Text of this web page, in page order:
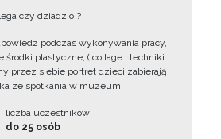
czy dziadzio ?
podczas wykonywania pracy,
środki plastyczne, ( collage i techniki
przez siebie portret dzieci zabierają
ze spotkania w muzeum.
liczba uczestników
do 25 osób